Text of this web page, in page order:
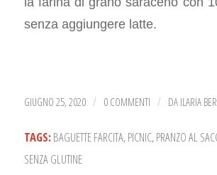
senza aggiungere latte.
GIUGNO 25, 2020 / 0 COMMENTI / DA ILARIA
TAGS:BAGUETTE FARCITA,PICNIC,PRANZO AL
SENZA GLUTINE